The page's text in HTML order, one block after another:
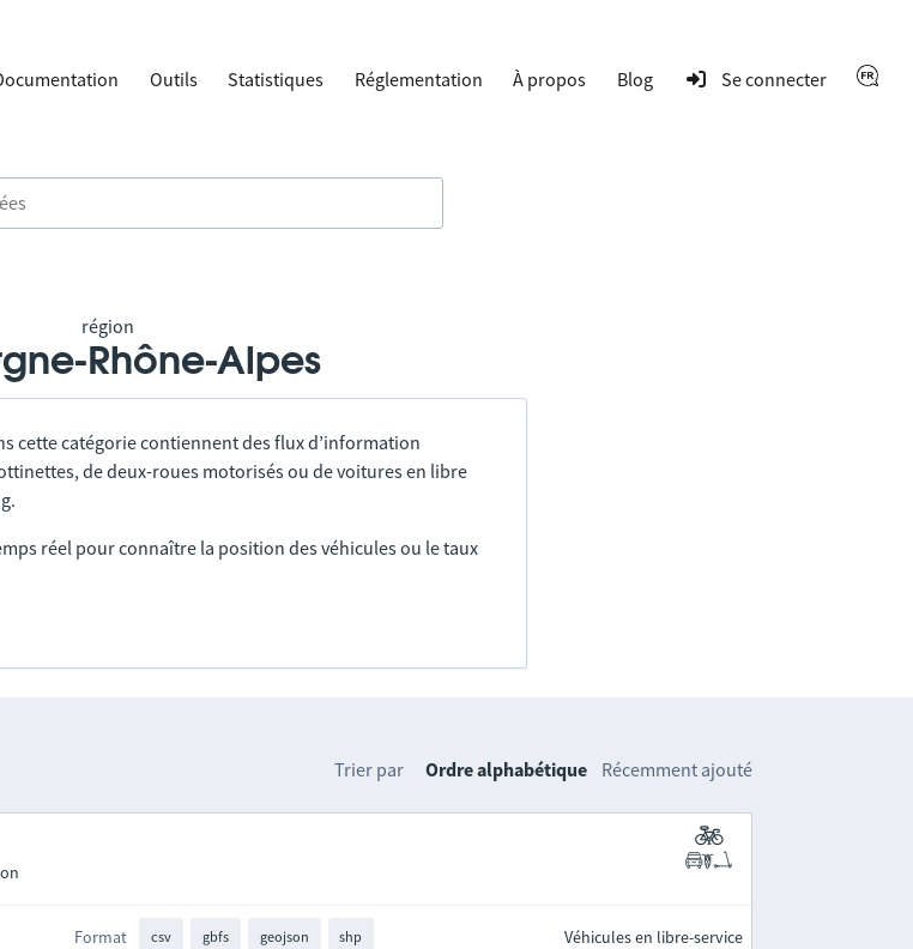
Outils Statistiques Réglementation À propos Blog Se connecter
région
Rhône-Alpes
cette catégorie contiennent des flux d’information
de deux-roues motorisés ou de voitures en libre
réel pour connaître la position des véhicules ou le taux
Trier par Ordre alphabétique Récemment ajouté
Format csv gbfs geojson shp Véhicules en libre-service